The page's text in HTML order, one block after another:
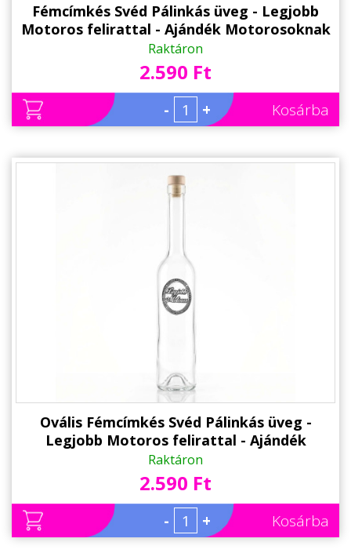
Fémcímkés Svéd Pálinkás üveg - Legjobb
Motoros felirattal - Ajándék Motorosoknak
Raktáron
2.590 Ft
- + Kosárba
Ovális Fémcímkés Svéd Pálinkás üveg -
Legjobb Motoros felirattal - Ajándék
Motorosoknak
Raktáron
2.590 Ft
- + Kosárba